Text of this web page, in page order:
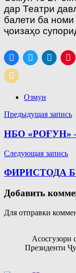
дар Театри
балети ба
ҷоизаҳо
Озмун
Навигация
по
Предыдущая запись
НБО
Следующая запись
ФИРИСТОДА
Добавить
Для отправки
Асосгузори
Президенти